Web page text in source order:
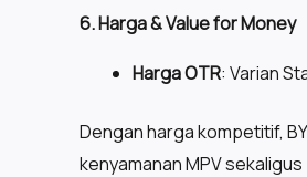
6. Harga & Value for Money
Harga OTR: Varian
Dengan harga kompetitif,
kenyamanan MPV